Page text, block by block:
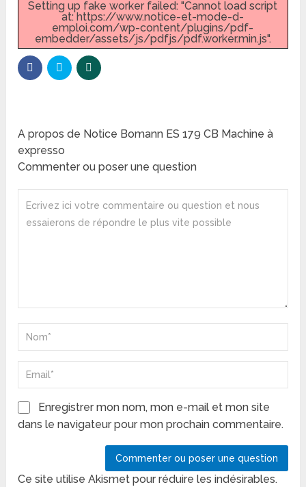
Setting up fake worker failed: "Cannot load script
at: https://www.notice-et-mode-d-
emploi.com/wp-content/plugins/pdf-
embedder/assets/js/pdfjs/pdf.worker.min.js".
A propos de Notice Bomann ES 179 CB Machine à
expresso
Commenter ou poser une question
Enregistrer mon nom, mon e-mail et mon site
dans le navigateur pour mon prochain commentaire.
Ce site utilise Akismet pour réduire les indésirables.